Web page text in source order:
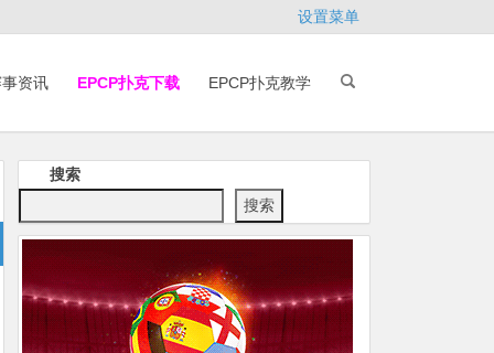
设置菜单
资讯 EPCP扑克下载 EPCP扑克教学
搜索
搜索